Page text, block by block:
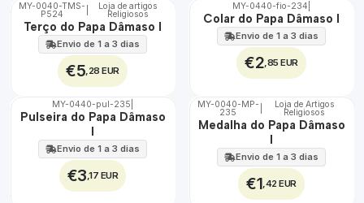
🇵🇹
100%
MY-0040-TMS-
P524
Loja de artigos
Religiosos
Terço do Papa Dâmaso I
Envio de 1 a 3 dias
€5 ,28 EUR
🇵🇹
100%
MY-0440-fio-234
Colar do Papa Dâmaso I
Envio de 1 a 3 dias
€2 ,85 EUR
🇵🇹
MY-0440-pul-235
Pulseira do Papa Dâmaso
I
Envio de 1 a 3 dias
€3 ,17 EUR
🇵🇹
100%
MY-0040-MP-
235
Loja de Artigos
Religiosos
Medalha do Papa Dâmaso
I
Envio de 1 a 3 dias
€1 ,42 EUR